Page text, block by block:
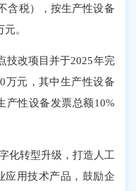
含税），按生产性设备
。
改项目并于2025年完
万元，其中生产性设备
产性设备发票总额10%
转型升级，打造人工
应用技术产品，鼓励企